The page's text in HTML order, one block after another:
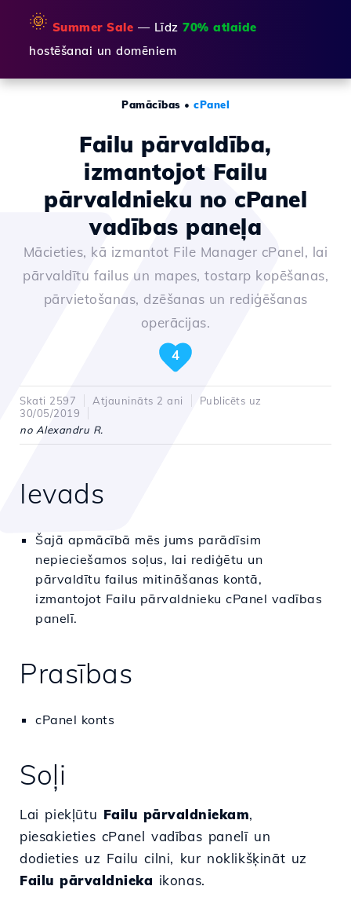
🌞 Summer Sale — Līdz 70% atlaide
hostēšanai un domēniem
Pamācības • cPanel
Failu pārvaldība,
izmantojot Failu
pārvaldnieku no cPanel
vadības paneļa
Mācieties, kā izmantot File Manager cPanel, lai
pārvaldītu failus un mapes, tostarp kopēšanas,
pārvietošanas, dzēšanas un rediģēšanas
operācijas.
4
Skati 2597 Atjaunināts 2 ani
Publicēts uz
30/05/2019
no Alexandru R.
Ievads
Šajā apmācībā mēs jums parādīsim
nepieciešamos soļus, lai rediģētu un
pārvaldītu failus mitināšanas kontā,
izmantojot Failu pārvaldnieku cPanel vadības
panelī.
Prasības
cPanel konts
Soļi
Lai piekļūtu Failu pārvaldniekam,
piesakieties cPanel vadības panelī un
dodieties uz Failu cilni, kur noklikšķināt uz
Failu pārvaldnieka ikonas.